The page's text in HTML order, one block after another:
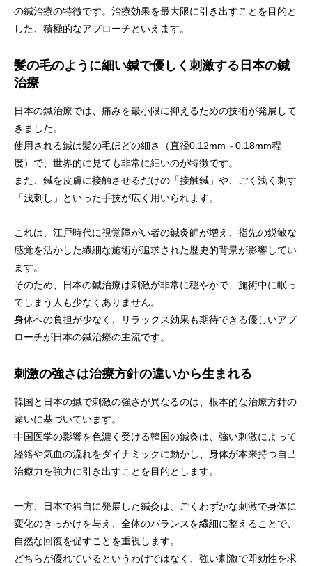
の鍼治療の特徴です。治療効果を最大限に引き出すことを目的と
した、積極的なアプローチといえます。
髪の毛のように細い鍼で優しく刺激する日本の鍼
治療
日本の鍼治療では、痛みを最小限に抑えるための技術が発展して
きました。
使用される鍼は髪の毛ほどの細さ（直径0.12mm～0.18mm程
度）で、世界的に見ても非常に細いのが特徴です。
また、鍼を皮膚に接触させるだけの「接触鍼」や、ごく浅く刺す
「浅刺し」といった手技が広く用いられます。
これは、江戸時代に視覚障がい者の鍼灸師が増え、指先の鋭敏な
感覚を活かした繊細な施術が追求された歴史的背景が影響してい
ます。
そのため、日本の鍼治療は刺激が非常に穏やかで、施術中に眠っ
てしまう人も少なくありません。
身体への負担が少なく、リラックス効果も期待できる優しいアプ
ローチが日本の鍼治療の主流です。
刺激の強さは治療方針の違いから生まれる
韓国と日本の鍼で刺激の強さが異なるのは、根本的な治療方針の
違いに基づいています。
中国医学の影響を色濃く受ける韓国の鍼灸は、強い刺激によって
経絡や気血の流れをダイナミックに動かし、身体が本来持つ自己
治癒力を強力に引き出すことを目的とします。
一方、日本で独自に発展した鍼灸は、ごくわずかな刺激で身体に
変化のきっかけを与え、全体のバランスを繊細に整えることで、
自然な回復を促すことを重視します。
どちらが優れているというわけではなく、強い刺激で即効性を求